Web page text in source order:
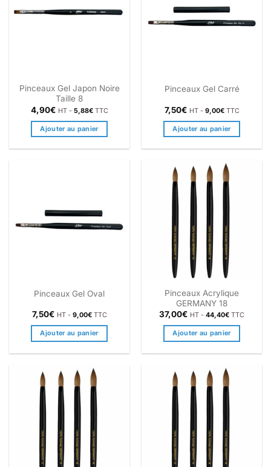
Pinceaux Gel Japon Noire
Taille 8
4,90€ HT - 5,88€TTC
Ajouter au panier
Pinceaux Gel Carré
7,50€ HT - 9,00€TTC
Ajouter au panier
Pinceaux Gel Oval
7,50€ HT - 9,00€TTC
Ajouter au panier
Pinceaux Acrylique
GERMANY 18
37,00€ HT - 44,40€ TTC
Ajouter au panier